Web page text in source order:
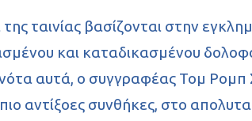
ταινίας βασίζονται στην
και καταδικασμένου
αυτά, ο συγγραφέας Τομ Ρομπ
αντίξοες συνθήκες, στο